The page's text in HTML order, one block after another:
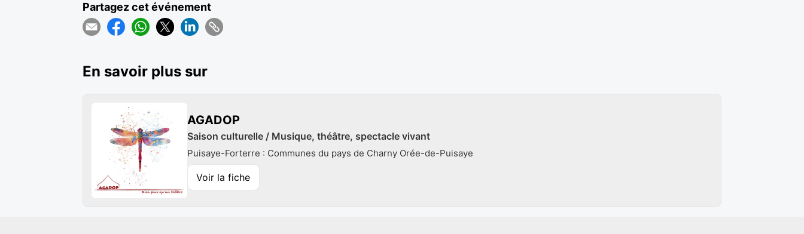
Partagez cet événement
En savoir plus sur
AGADOP
Saison culturelle / Musique, théâtre, spectacle vivant
Puisaye-Forterre : Communes du pays de Charny Orée-de-Puisaye
Voir la fiche